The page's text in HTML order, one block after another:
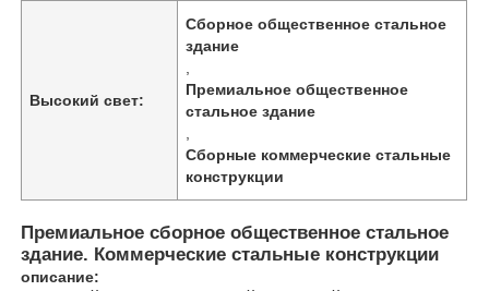
Главная страница
Ролики
Высокий свет:
Сборное общественное стальное
здание
Премиальное общественное
стальное здание
Сборные коммерческие стальные
конструкции
Премиальное сборное общественное стальное
здание. Коммерческие стальные конструкции
описание: